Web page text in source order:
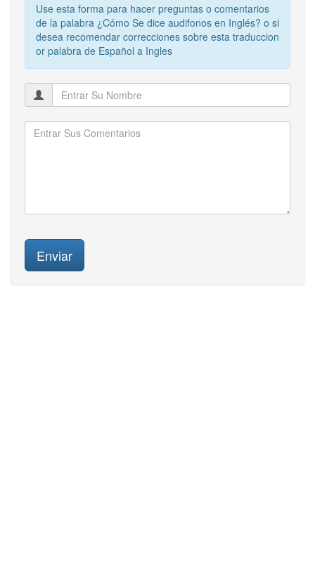
Use esta forma para hacer preguntas o comentarios
de la palabra ¿Cómo Se dice audifonos en Inglés? o si
desea recomendar correcciones sobre esta traduccion
or palabra de Español a Ingles